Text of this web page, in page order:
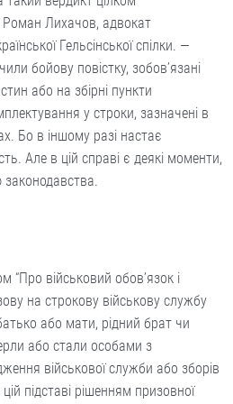
Лихачов, адвокат
Гельсінської спілки. —
бойову повістку, зобов’язані
або на збірні пункти
у строки, зазначені в
Бо в іншому разі настає
Але в цій справі є деякі моменти,
законодавства.
“Про військовий обов’язок і
на строкову військову службу
або мати, рідний брат чи
або стали особами з
військової служби або зборів
підставі рішенням призовної